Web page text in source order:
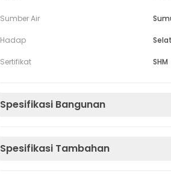
Sumber Air
Hadap
Sertifikat SHM
Spesifikasi Bangunan
Spesifikasi Tambahan